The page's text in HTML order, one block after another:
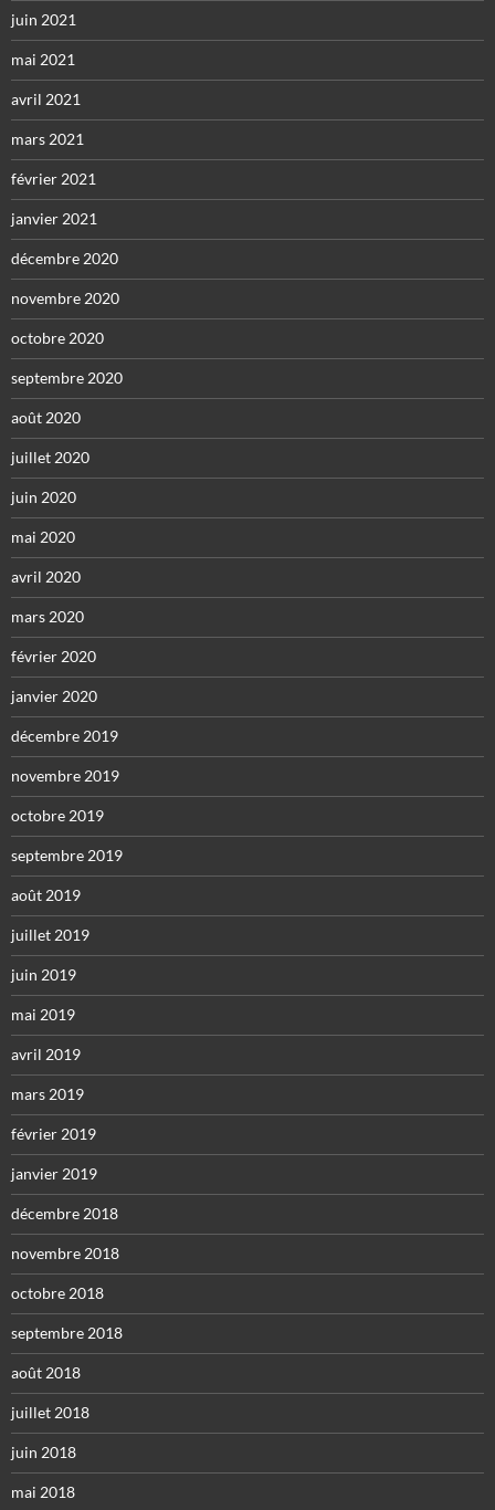
juin 2021
mai 2021
avril 2021
mars 2021
février 2021
janvier 2021
décembre 2020
novembre 2020
octobre 2020
septembre 2020
août 2020
juillet 2020
juin 2020
mai 2020
avril 2020
mars 2020
février 2020
janvier 2020
décembre 2019
novembre 2019
octobre 2019
septembre 2019
août 2019
juillet 2019
juin 2019
mai 2019
avril 2019
mars 2019
février 2019
janvier 2019
décembre 2018
novembre 2018
octobre 2018
septembre 2018
août 2018
juillet 2018
juin 2018
mai 2018